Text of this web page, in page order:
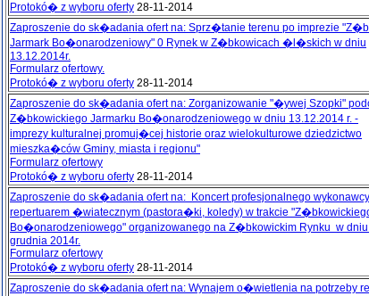
Protokó� z wyboru oferty 28-11-2014
Zaproszenie do sk�adania ofert na: Sprz�tanie terenu po imprezie
Jarmark Bo�onarodzeniowy" 0 Rynek w Z�bkowicach �l�skich w dniu
13.12.2014r.
Formularz ofertowy.
Protokó� z wyboru oferty 28-11-2014
Zaproszenie do sk�adania ofert na: Zorganizowanie "�ywej Szopki"
Z�bkowickiego Jarmarku Bo�onarodzeniowego w dniu 13.12.2014 r. -
imprezy kulturalnej promuj�cej historie oraz wielokulturowe dziedzictwo
mieszka�ców Gminy, miasta i regionu"
Formularz ofertowy
Protokó� z wyboru oferty 28-11-2014
Zaproszenie do sk�adania ofert na: Koncert profesjonalnego
repertuarem �wiatecznym (pastora�ki, koledy) w trakcie
Bo�onarodzeniowego" organizowanego na Z�bkowickim Rynku w
grudnia 2014r.
Formularz ofertowy
Protokó� z wyboru oferty 28-11-2014
Zaproszenie do sk�adania ofert na: Wynajem o�wietlenia na potrzeby